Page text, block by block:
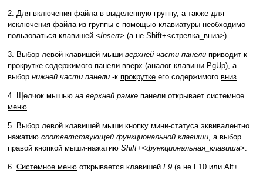
2. Для включения файла в выделенную группу, а также для
исключения файла из группы с помощью клавиатуры необходимо
пользоваться клавишей <Insert> (а не Shift+<стрелка_вниз>).
3. Выбор левой клавишей мыши верхней части панели приводит к
прокрутке содержимого панели вверх (аналог клавиши PgUp), а
выбор нижней части панели -к прокрутке его содержимого вниз.
4. Щелчок мышью на верхней рамке панели открывает системное
меню.
5. Выбор левой клавишей мыши кнопку мини-статуса эквивалентно
нажатию соответствующей функциональной клавиши, а выбор
правой кнопкой мыши-нажатию Shift+<функциональная_клавиша>.
6. Системное меню открывается клавишей F9 (а не F10 или Alt+